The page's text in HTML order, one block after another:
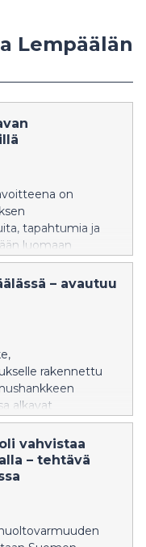
Lempäälän
on
tapahtumia ja
luomaan
keskus,
lähellä
– avautuu
rakennettu
alkavat
Kesällä
Asuntomessut
toimistotiloina ja
koulu ja päiväkoti
vahvistaa
– tehtävä